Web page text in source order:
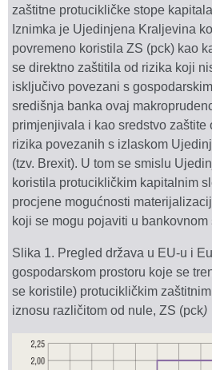
zaštitne protucikličke stope
Iznimka je Ujedinjena Kraljevina
povremeno koristila ZS (pck) kao
se direktno zaštitila od rizika koji
isključivo povezani s
središnja banka ovaj
primjenjivala i kao sredstvo zaštite
rizika povezanih s izlaskom
(tzv. Brexit). U tom se smislu
koristila protucikličkim kapitalnim
procjene mogućnosti
koji se mogu pojaviti u bankovnom
Slika 1. Pregled država u EU-u i
gospodarskom prostoru koje se
se koristile) protucikličkim
iznosu različitom od nule, ZS (pck)